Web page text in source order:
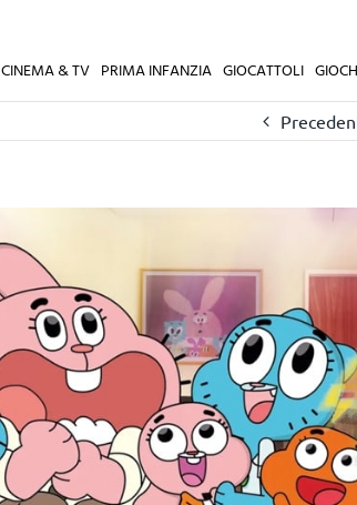
CINEMA & TV PRIMA INFANZIA GIOCATTOLI